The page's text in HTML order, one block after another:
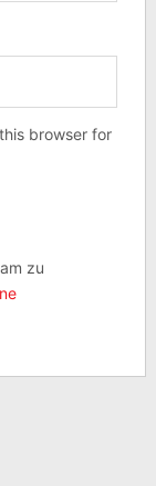
browser for
zu